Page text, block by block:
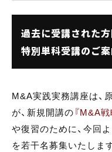
過去に受講された
特別単科受講のご
M&A実践実務講座は、
が、新規開講の『M&A
や復習のために、今回
を若干名募集いたします